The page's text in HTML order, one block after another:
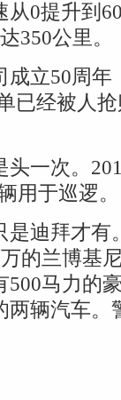
0提升到
350公里。
立50周年
已经被人
一次。
用于巡逻。
迪拜才有
的兰博基
马力的
辆汽车。